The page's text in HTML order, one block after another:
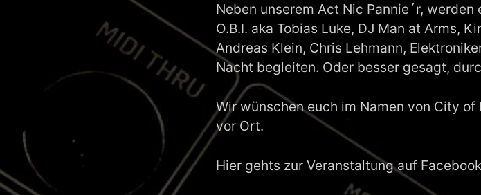
Neben unserem Act Nic Pannie´r,
O.B.I. aka Tobias Luke, DJ Man at Arms,
Andreas Klein, Chris Lehmann,
Nacht begleiten. Oder besser gesagt,
Wir wünschen euch im Namen von City
vor Ort.
Hier gehts zur Veranstaltung auf Facebook